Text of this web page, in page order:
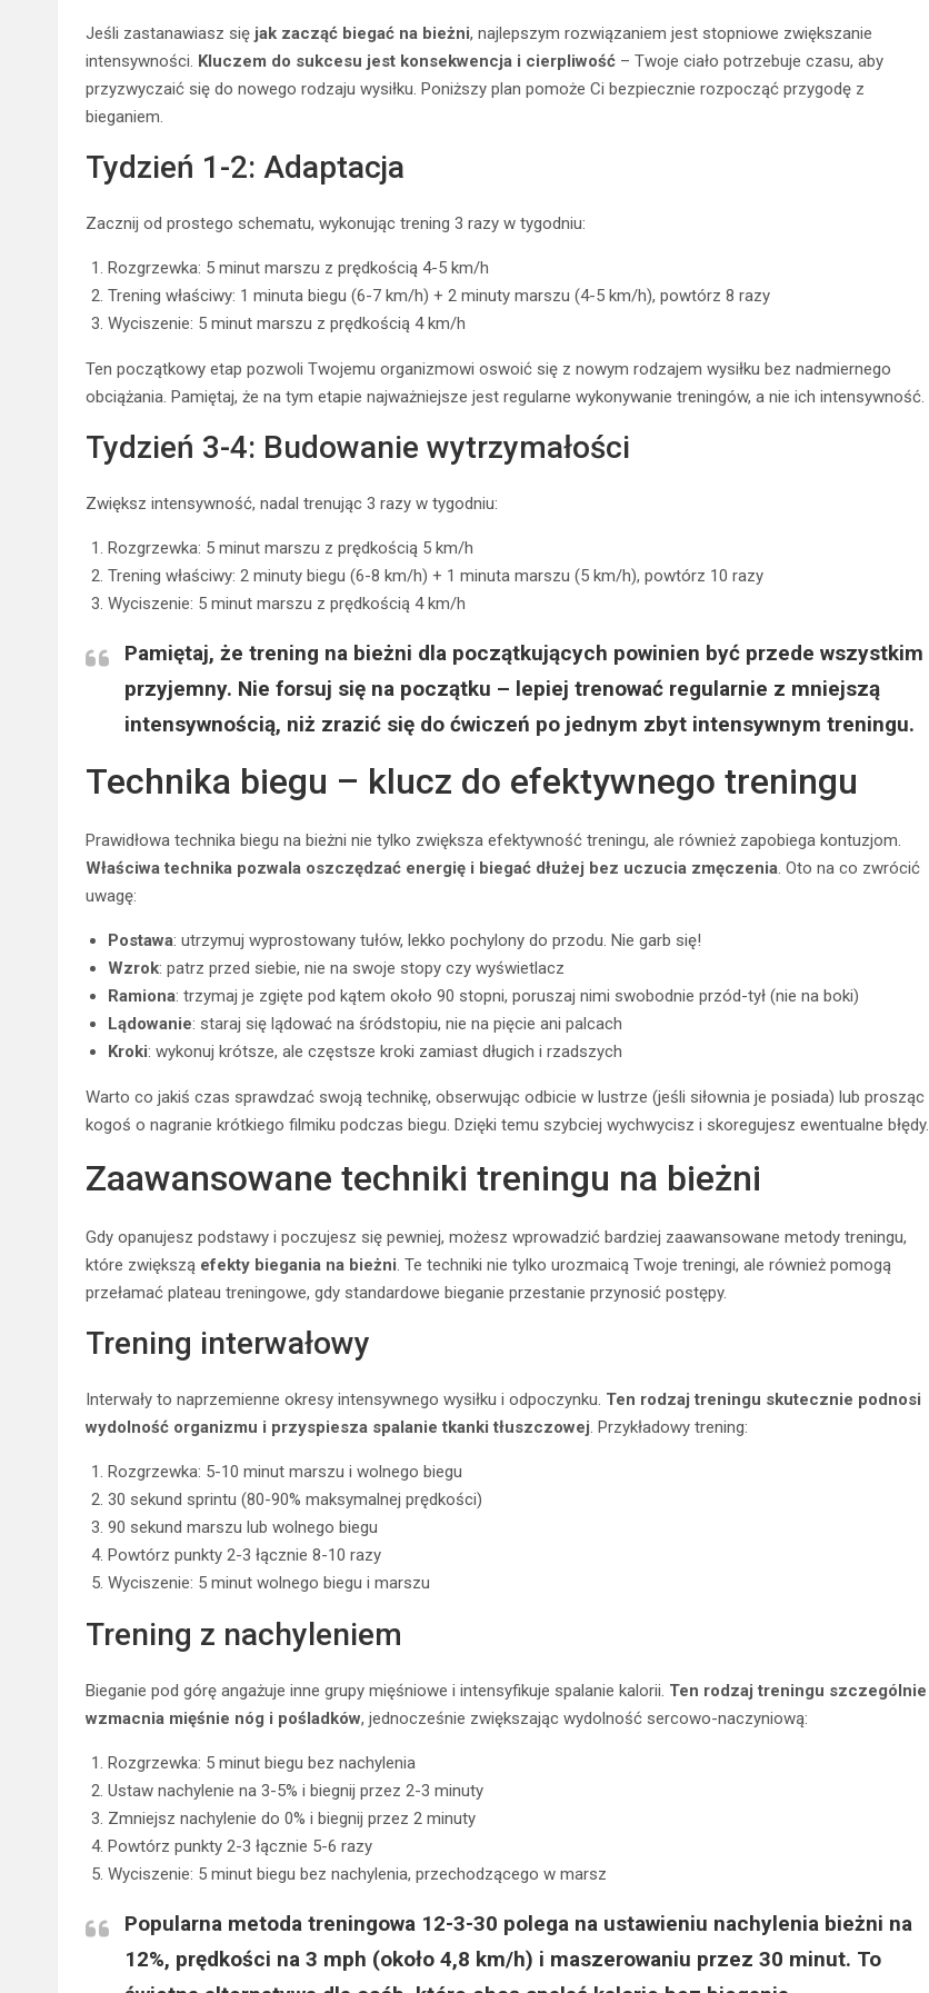
Jeśli zastanawiasz się jak zacząć biegać na bieżni, najlepszym rozwiązaniem jest stopniowe zwiększanie
intensywności. Kluczem do sukcesu jest konsekwencja i cierpliwość – Twoje ciało potrzebuje czasu, aby
przyzwyczaić się do nowego rodzaju wysiłku. Poniższy plan pomoże Ci bezpiecznie rozpocząć przygodę z
bieganiem.
Tydzień 1-2: Adaptacja
Zacznij od prostego schematu, wykonując trening 3 razy w tygodniu:
Rozgrzewka: 5 minut marszu z prędkością 4-5 km/h
Trening właściwy: 1 minuta biegu (6-7 km/h) + 2 minuty marszu (4-5 km/h), powtórz 8 razy
Wyciszenie: 5 minut marszu z prędkością 4 km/h
Ten początkowy etap pozwoli Twojemu organizmowi oswoić się z nowym rodzajem wysiłku bez nadmiernego
obciążania. Pamiętaj, że na tym etapie najważniejsze jest regularne wykonywanie treningów, a nie ich intensywność.
Tydzień 3-4: Budowanie wytrzymałości
Zwiększ intensywność, nadal trenując 3 razy w tygodniu:
Rozgrzewka: 5 minut marszu z prędkością 5 km/h
Trening właściwy: 2 minuty biegu (6-8 km/h) + 1 minuta marszu (5 km/h), powtórz 10 razy
Wyciszenie: 5 minut marszu z prędkością 4 km/h
Pamiętaj, że trening na bieżni dla początkujących powinien być przede wszystkim
przyjemny. Nie forsuj się na początku – lepiej trenować regularnie z mniejszą
intensywnością, niż zrazić się do ćwiczeń po jednym zbyt intensywnym treningu.
Technika biegu – klucz do efektywnego treningu
Prawidłowa technika biegu na bieżni nie tylko zwiększa efektywność treningu, ale również zapobiega kontuzjom.
Właściwa technika pozwala oszczędzać energię i biegać dłużej bez uczucia zmęczenia. Oto na co zwrócić
uwagę:
Postawa: utrzymuj wyprostowany tułów, lekko pochylony do przodu. Nie garb się!
Wzrok: patrz przed siebie, nie na swoje stopy czy wyświetlacz
Ramiona: trzymaj je zgięte pod kątem około 90 stopni, poruszaj nimi swobodnie przód-tył (nie na boki)
Lądowanie: staraj się lądować na śródstopiu, nie na pięcie ani palcach
Kroki: wykonuj krótsze, ale częstsze kroki zamiast długich i rzadszych
Warto co jakiś czas sprawdzać swoją technikę, obserwując odbicie w lustrze (jeśli siłownia je posiada) lub prosząc
kogoś o nagranie krótkiego filmiku podczas biegu. Dzięki temu szybciej wychwycisz i skoregujesz ewentualne błędy.
Zaawansowane techniki treningu na bieżni
Gdy opanujesz podstawy i poczujesz się pewniej, możesz wprowadzić bardziej zaawansowane metody treningu,
które zwiększą efekty biegania na bieżni. Te techniki nie tylko urozmaicą Twoje treningi, ale również pomogą
przełamać plateau treningowe, gdy standardowe bieganie przestanie przynosić postępy.
Trening interwałowy
Interwały to naprzemienne okresy intensywnego wysiłku i odpoczynku. Ten rodzaj treningu skutecznie podnosi
wydolność organizmu i przyspiesza spalanie tkanki tłuszczowej. Przykładowy trening:
Rozgrzewka: 5-10 minut marszu i wolnego biegu
30 sekund sprintu (80-90% maksymalnej prędkości)
90 sekund marszu lub wolnego biegu
Powtórz punkty 2-3 łącznie 8-10 razy
Wyciszenie: 5 minut wolnego biegu i marszu
Trening z nachyleniem
Bieganie pod górę angażuje inne grupy mięśniowe i intensyfikuje spalanie kalorii. Ten rodzaj treningu szczególnie
wzmacnia mięśnie nóg i pośladków, jednocześnie zwiększając wydolność sercowo-naczyniową:
Rozgrzewka: 5 minut biegu bez nachylenia
Ustaw nachylenie na 3-5% i biegnij przez 2-3 minuty
Zmniejsz nachylenie do 0% i biegnij przez 2 minuty
Powtórz punkty 2-3 łącznie 5-6 razy
Wyciszenie: 5 minut biegu bez nachylenia, przechodzącego w marsz
Popularna metoda treningowa 12-3-30 polega na ustawieniu nachylenia bieżni na
12%, prędkości na 3 mph (około 4,8 km/h) i maszerowaniu przez 30 minut. To